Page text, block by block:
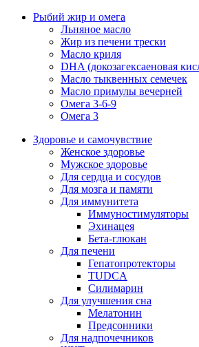
Рыбий жир и омега
Льняное масло
Жир из печени трески
Масло криля
DHA (докозагексаеновая
Масло тыквенных семечек
Масло примулы вечерней
Омега 3-6-9
Омега 3
Здоровье и самочувствие
Женское здоровье
Мужское здоровье
Для сердца и сосудов
Для мозга и памяти
Для иммунитета
Иммуностимуляторы
Эхинацея
Бета-глюкан
Для печени
Гепатопротекторы
TUDCA
Силимарин
Для улучшения сна
Мелатонин
Предсонники
Для надпочечников